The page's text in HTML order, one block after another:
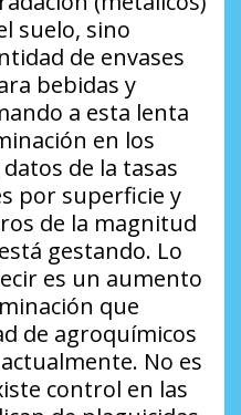
suelo, sino
de envases
bebidas y
a esta lenta
en los
de la tasas
por superficie y
de la magnitud
gestando. Lo
es un aumento
que
de agroquímicos
No es
control en las